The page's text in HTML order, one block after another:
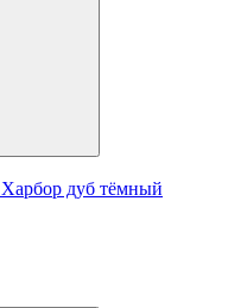
дуб тёмный